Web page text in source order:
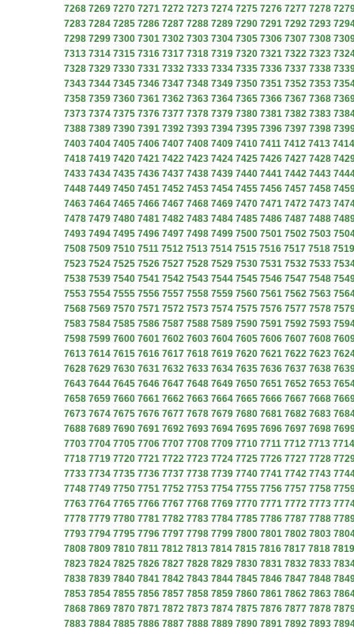
7268 7269 7270 7271 7272 7273 7274 7275 7276 7277 7278
7283 7284 7285 7286 7287 7288 7289 7290 7291 7292 7293
7298 7299 7300 7301 7302 7303 7304 7305 7306 7307 7308
7313 7314 7315 7316 7317 7318 7319 7320 7321 7322 7323
7328 7329 7330 7331 7332 7333 7334 7335 7336 7337 7338
7343 7344 7345 7346 7347 7348 7349 7350 7351 7352 7353
7358 7359 7360 7361 7362 7363 7364 7365 7366 7367 7368
7373 7374 7375 7376 7377 7378 7379 7380 7381 7382 7383
7388 7389 7390 7391 7392 7393 7394 7395 7396 7397 7398
7403 7404 7405 7406 7407 7408 7409 7410 7411 7412 7413 7414
7418 7419 7420 7421 7422 7423 7424 7425 7426 7427 7428
7433 7434 7435 7436 7437 7438 7439 7440 7441 7442 7443
7448 7449 7450 7451 7452 7453 7454 7455 7456 7457 7458
7463 7464 7465 7466 7467 7468 7469 7470 7471 7472 7473
7478 7479 7480 7481 7482 7483 7484 7485 7486 7487 7488
7493 7494 7495 7496 7497 7498 7499 7500 7501 7502 7503
7508 7509 7510 7511 7512 7513 7514 7515 7516 7517 7518 7519
7523 7524 7525 7526 7527 7528 7529 7530 7531 7532 7533
7538 7539 7540 7541 7542 7543 7544 7545 7546 7547 7548
7553 7554 7555 7556 7557 7558 7559 7560 7561 7562 7563
7568 7569 7570 7571 7572 7573 7574 7575 7576 7577 7578
7583 7584 7585 7586 7587 7588 7589 7590 7591 7592 7593
7598 7599 7600 7601 7602 7603 7604 7605 7606 7607 7608
7613 7614 7615 7616 7617 7618 7619 7620 7621 7622 7623
7628 7629 7630 7631 7632 7633 7634 7635 7636 7637 7638
7643 7644 7645 7646 7647 7648 7649 7650 7651 7652 7653
7658 7659 7660 7661 7662 7663 7664 7665 7666 7667 7668
7673 7674 7675 7676 7677 7678 7679 7680 7681 7682 7683
7688 7689 7690 7691 7692 7693 7694 7695 7696 7697 7698
7703 7704 7705 7706 7707 7708 7709 7710 7711 7712 7713 7714
7718 7719 7720 7721 7722 7723 7724 7725 7726 7727 7728
7733 7734 7735 7736 7737 7738 7739 7740 7741 7742 7743
7748 7749 7750 7751 7752 7753 7754 7755 7756 7757 7758
7763 7764 7765 7766 7767 7768 7769 7770 7771 7772 7773
7778 7779 7780 7781 7782 7783 7784 7785 7786 7787 7788
7793 7794 7795 7796 7797 7798 7799 7800 7801 7802 7803
7808 7809 7810 7811 7812 7813 7814 7815 7816 7817 7818 7819
7823 7824 7825 7826 7827 7828 7829 7830 7831 7832 7833
7838 7839 7840 7841 7842 7843 7844 7845 7846 7847 7848
7853 7854 7855 7856 7857 7858 7859 7860 7861 7862 7863
7868 7869 7870 7871 7872 7873 7874 7875 7876 7877 7878
7883 7884 7885 7886 7887 7888 7889 7890 7891 7892 7893